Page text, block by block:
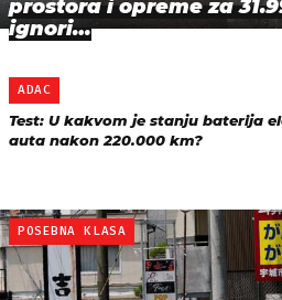
prostora i opreme za
ignori…
ADAC
Test: U kakvom je stanju baterija
auta nakon 220.000 km?
POSEBNA KLASA